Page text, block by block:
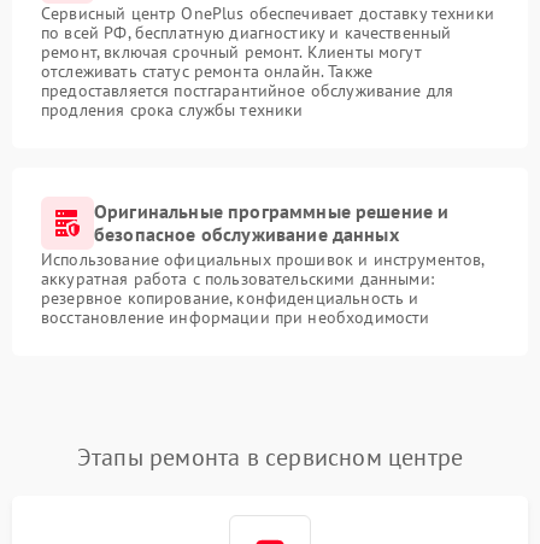
Сервисный центр OnePlus обеспечивает доставку техники
по всей РФ, бесплатную диагностику и качественный
ремонт, включая срочный ремонт. Клиенты могут
отслеживать статус ремонта онлайн. Также
предоставляется постгарантийное обслуживание для
продления срока службы техники
Оригинальные программные решение и
безопасное обслуживание данных
Использование официальных прошивок и инструментов,
аккуратная работа с пользовательскими данными:
резервное копирование, конфиденциальность и
восстановление информации при необходимости
Этапы ремонта в сервисном центре